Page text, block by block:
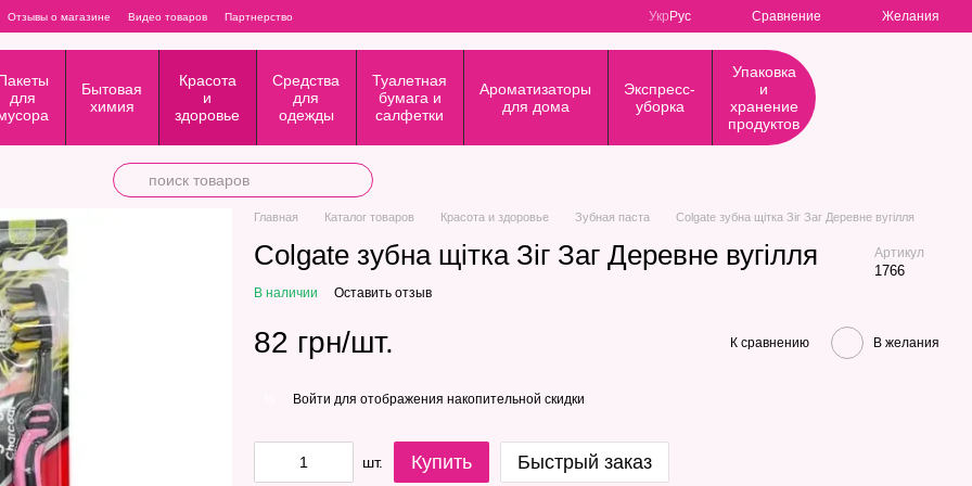
Отзывы о магазине Видео товаров Партнерство Укр Рус Сравнение Желания
для
Бытовая
химия
Красота
и
здоровье
Средства
для
одежды
Туалетная
бумага и
салфетки
Ароматизаторы
для дома
Экспресс-
уборка
Упаковка
и
хранение
продуктов
Главная Каталог товаров Красота и здоровье Зубная паста Colgate зубна щітка Зіг Заг Деревне вугілля
Colgate зубна щітка Зіг Заг Деревне вугілля Артикул
1766
В наличии Оставить отзыв
82 грн/шт. К сравнению В желания
Войти для отображения накопительной скидки
шт. Купить Быстрый заказ